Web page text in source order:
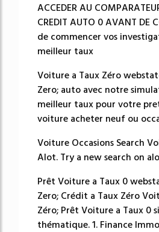
ACCEDER AU
CREDIT AUTO 0 AVANT DE
de commencer vos
meilleur taux
Voiture a Taux Zéro
Zero; auto avec notre
meilleur taux pour votre
voiture acheter neuf ou
Voiture Occasions Search
Alot. Try a new search on
Prêt Voiture a Taux 0
Zero; Crédit a Taux Zéro
Zéro; Prêt Voiture a Taux 0
thématique. 1. Finance